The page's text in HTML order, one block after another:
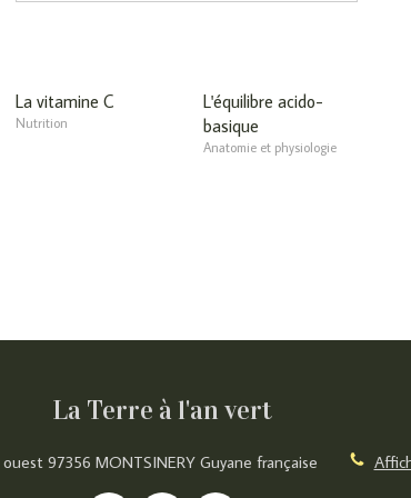
La vitamine C
Nutrition
L'équilibre acido-
basique
Anatomie et physiologie
La Terre à l'an vert
97356 MONTSINERY Guyane française